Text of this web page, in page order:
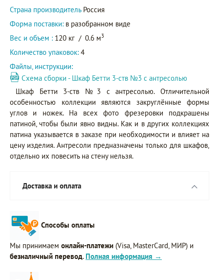
Страна производитель Россия
Форма поставки: в разобранном виде
Вес и объем : 120 кг / 0.6 м3
Количество упаковок: 4
Файлы, инструкции:
Схема сборки - Шкаф Бетти 3-ств №3 с антресолью
Шкаф Бетти 3-ств №3 с антресолью. Отличительной
особенностью коллекции являются закруглённые формы
углов и ножек. На всех фото фрезеровки подкрашены
патиной, чтобы были явно видны. Как и в других коллекциях
патина указывается в заказе при необходимости и влияет на
цену изделия. Антресоли предназначены только для шкафов,
отдельно их повесить на стену нельзя.
Доставка и оплата
Способы оплаты
Мы принимаем онлайн-платежи (Visa, MasterCard, МИР) и
безналичный перевод. Полная информация →